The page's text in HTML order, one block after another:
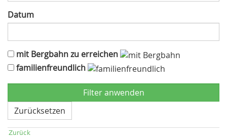
Datum
mit Bergbahn zu erreichen
familienfreundlich
Zurücksetzen
Zurück